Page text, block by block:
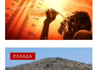
ΕΛΛΆΔΑ